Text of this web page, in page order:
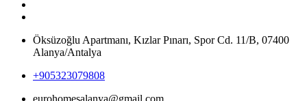
Öksüzoğlu Apartmanı, Kızlar Pınarı, Spor Cd. 11/B, 07400
Alanya/Antalya
+905323079808
eurohomesalanya@gmail.com